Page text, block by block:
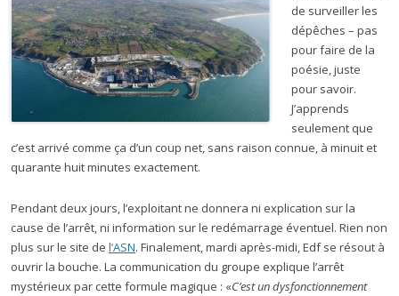
de surveiller les
dépêches – pas
pour faire de la
poésie, juste
pour savoir.
J’apprends
seulement que
c’est arrivé comme ça d’un coup net, sans raison connue, à minuit et
quarante huit minutes exactement.
Pendant deux jours, l’exploitant ne donnera ni explication sur la
cause de l’arrêt, ni information sur le redémarrage éventuel. Rien non
plus sur le site de l’ASN. Finalement, mardi après-midi, Edf se résout à
ouvrir la bouche. La communication du groupe explique l’arrêt
mystérieux par cette formule magique : «C’est un dysfonctionnement